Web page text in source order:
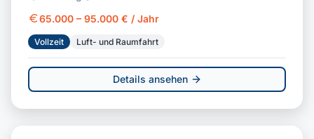
65.000 – 95.000 € / Jahr
Vollzeit Luft- und Raumfahrt
Details ansehen